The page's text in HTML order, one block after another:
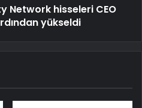
Network hisseleri CEO
yükseldi